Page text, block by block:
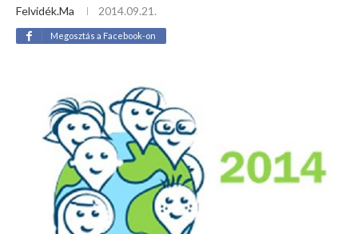
Felvidék.ma 2014.09.21.
Megosztás a Facebook-on